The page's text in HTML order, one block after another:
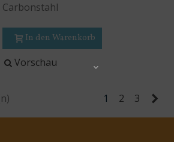
Carbonstahl
In den Warenkorb
Vorschau
1 2 3